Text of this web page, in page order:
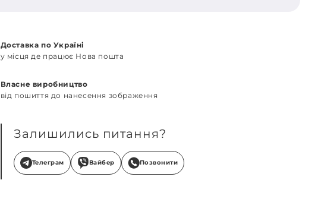
Доставка по Україні
у місця де працює Нова пошта
Власне виробництво
від пошиття до нанесення зображення
Залишились питання?
Телеграм Вайбер Позвонити